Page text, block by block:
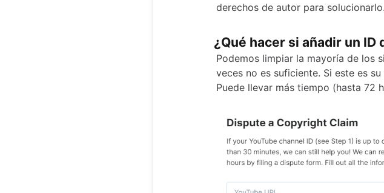
derechos de autor para solucionarlo.
¿Qué hacer si añadir un ID
Podemos limpiar la mayoría de los
veces no es suficiente. Si este es
Puede llevar más tiempo (hasta 72